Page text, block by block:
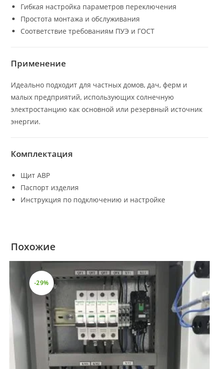
Гибкая настройка параметров переключения
Простота монтажа и обслуживания
Соответствие требованиям ПУЭ и ГОСТ
Применение
Идеально подходит для частных домов, дач, ферм и
малых предприятий, использующих солнечную
электростанцию как основной или резервный источник
энергии.
Комплектация
Щит АВР
Паспорт изделия
Инструкция по подключению и настройке
Похожие
-29%